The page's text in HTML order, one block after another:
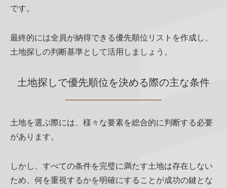
です。
最終的には全員が納得できる優先順位リストを作成し、
土地探しの判断基準として活用しましょう。
土地探しで優先順位を決める際の主な条件
土地を選ぶ際には、様々な要素を総合的に判断する必要
があります。
しかし、すべての条件を完璧に満たす土地は存在しない
ため、何を重視するかを明確にすることが成功の鍵とな